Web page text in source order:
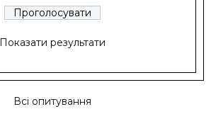
Показати результати
Всі опитування